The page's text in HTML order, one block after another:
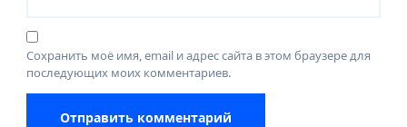
Сохранить моё имя, email и адрес сайта в этом браузере для
последующих моих комментариев.